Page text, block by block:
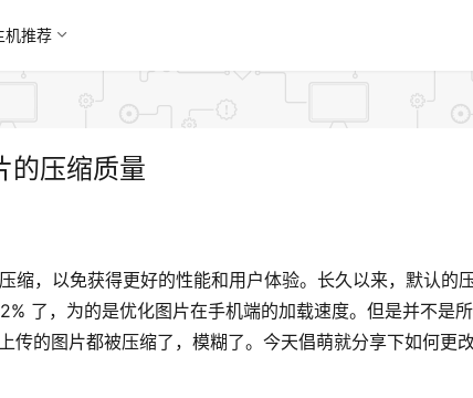
机推荐
的压缩质量
缩，以免获得更好的性能和用户体验。长久以来，默认的
了，为的是优化图片在手机端的加载速度。但是并不是
传的图片都被压缩了，模糊了。今天倡萌就分享下如何更